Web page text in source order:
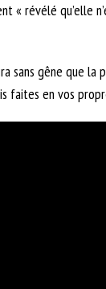
« révélé
sans gêne que la
en vos